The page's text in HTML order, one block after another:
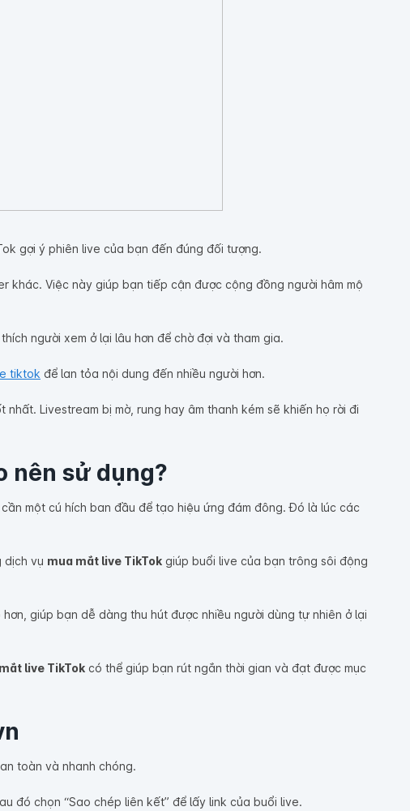
gợi ý phiên live của bạn đến đúng đối tượng.
khác. Việc này giúp bạn tiếp cận được cộng đồng người hâm mộ
người xem ở lại lâu hơn để chờ đợi và tham gia.
tiktok để lan tỏa nội dung đến nhiều người hơn.
Livestream bị mờ, rung hay âm thanh kém sẽ khiến họ rời đi
nên sử dụng?
một cú hích ban đầu để tạo hiệu ứng đám đông. Đó là lúc các
dịch vụ mua mắt live TikTok giúp buổi live của bạn trông sôi động
giúp bạn dễ dàng thu hút được nhiều người dùng tự nhiên ở lại
live TikTok có thể giúp bạn rút ngắn thời gian và đạt được mục
toàn và nhanh chóng.
đó chọn “Sao chép liên kết” để lấy link của buổi live.